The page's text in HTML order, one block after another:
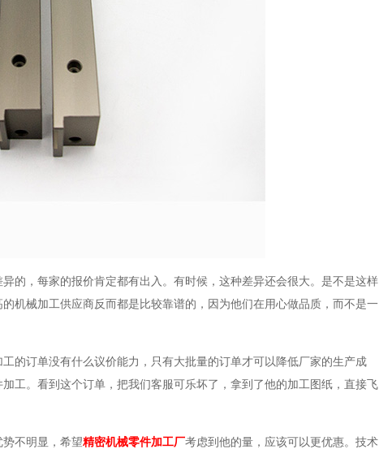
的，每家的报价肯定都有出入。有时候，这种差异还会很大。是不是这样
机械加工供应商反而都是比较靠谱的，因为他们在用心做品质，而不是一
的订单没有什么议价能力，只有大批量的订单才可以降低厂家的生产成
工。看到这个订单，把我们客服可乐坏了，拿到了他的加工图纸，直接飞
不明显，希望精密机械零件加工厂考虑到他的量，应该可以更优惠。技术